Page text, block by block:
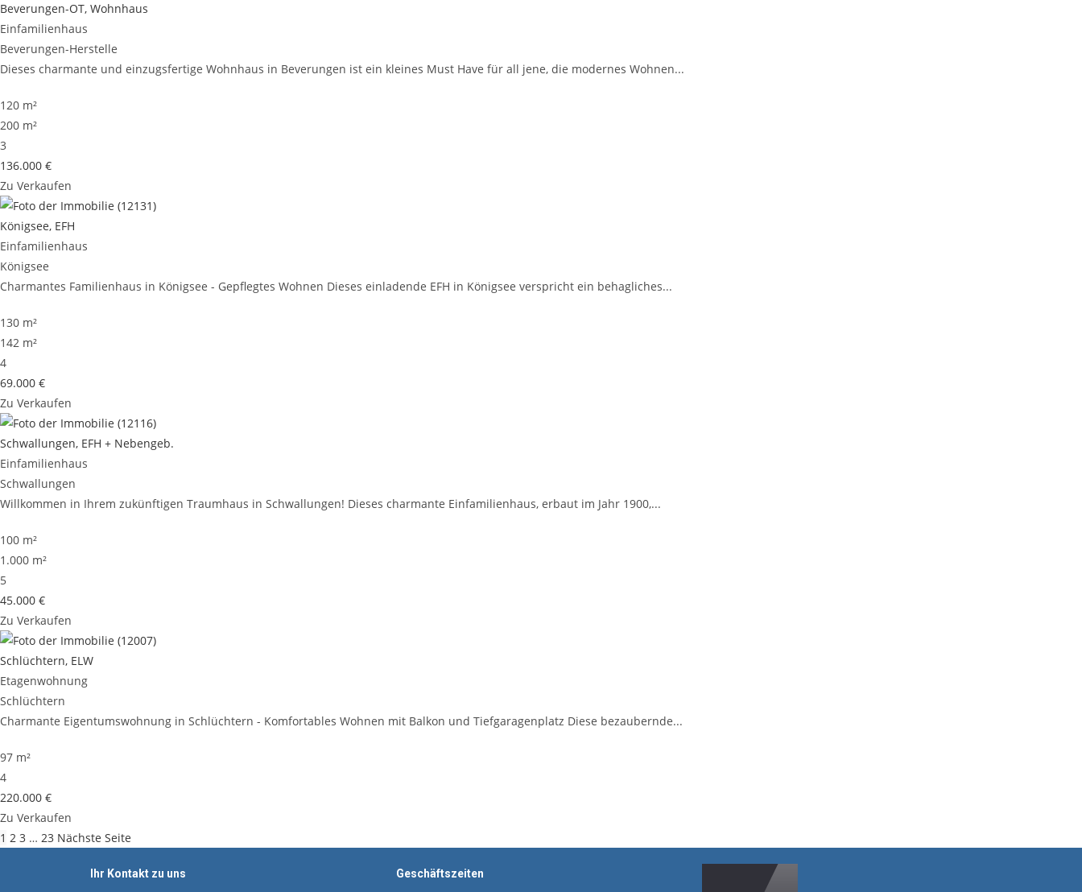
Beverungen-OT, Wohnhaus
Einfamilienhaus
Beverungen-Herstelle
Dieses charmante und einzugsfertige Wohnhaus in Beverungen ist ein kleines Must Have für all jene, die modernes Wohnen...
120 m²
200 m²
3
136.000 €
Zu Verkaufen
Königsee, EFH
Einfamilienhaus
Königsee
Charmantes Familienhaus in Königsee - Gepflegtes Wohnen Dieses einladende EFH in Königsee verspricht ein behagliches...
130 m²
142 m²
4
69.000 €
Zu Verkaufen
Schwallungen, EFH + Nebengeb.
Einfamilienhaus
Schwallungen
Willkommen in Ihrem zukünftigen Traumhaus in Schwallungen! Dieses charmante Einfamilienhaus, erbaut im Jahr 1900,...
100 m²
1.000 m²
5
45.000 €
Zu Verkaufen
Schlüchtern, ELW
Etagenwohnung
Schlüchtern
Charmante Eigentumswohnung in Schlüchtern - Komfortables Wohnen mit Balkon und Tiefgaragenplatz Diese bezaubernde...
97 m²
4
220.000 €
Zu Verkaufen
1 2 3 … 23 Nächste Seite
Ihr Kontakt zu uns Geschäftszeiten